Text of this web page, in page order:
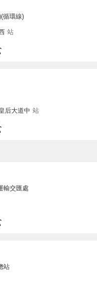
循環線)
站
后大道中 站
輸交匯處
站